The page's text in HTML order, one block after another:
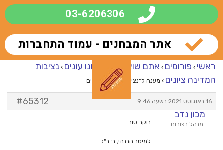
03-6206306
אתר המבחנים - עמוד התחברות
ראשי › פורומים › אתם שואלים – אנחנו עונים › נציבות
המדינה ציונים › מענה ל־נציבות המדינה ציונים
16 באוגוסט 2021 בשעה 9:46
#65312
מכון נדב
מנהל בפורום בוקר טוב
למיטב הבנתי, בדר"כ